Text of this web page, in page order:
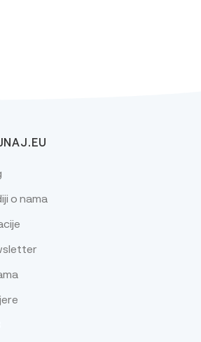
o nama